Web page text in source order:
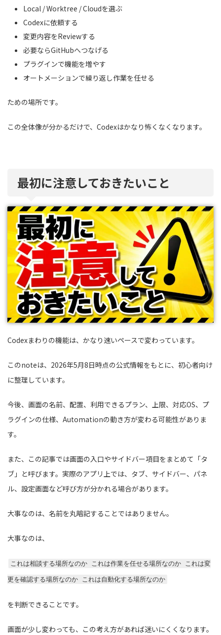
Local / Worktree / Cloudを選ぶ
Codexに依頼する
変更内容をReviewする
必要ならGitHubへつなげる
プラグインで機能を増やす
オートメーションで繰り返し作業を任せる
ための場所です。
この全体像が分かるだけで、Codexはかなり怖くなくなります。
最初に注意しておきたいこと
Codexまわりの機能は、かなり速いペースで変わっています。
このnoteは、2026年5月8日時点の公式情報をもとに、初心者向け
に整理しています。
今後、画面の名前、配置、利用できるプラン、上限、対応OS、プ
ラグインの仕様、Automationの動き方が変わる可能性がありま
す。
また、この記事では画面の入口やサイドバー項目をまとめて「タ
ブ」と呼びます。実際のアプリ上では、タブ、サイドバー、パネ
ル、設定画面など呼び方が分かれる場合があります。
大事なのは、名前を丸暗記することではありません。
大事なのは、
これは相談する場所なのか これは作業を任せる場所なのか これは変
更を確認する場所なのか これは自動化する場所なのか
を判断できることです。
画面が少し変わっても、この考え方があれば迷いにくくなります。